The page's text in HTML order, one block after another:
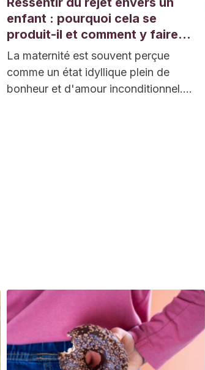
enfant : pourquoi cela se
produit-il et comment y faire
face ?
La maternité est souvent perçue
comme un état idyllique plein de
bonheur et d'amour inconditionnel.